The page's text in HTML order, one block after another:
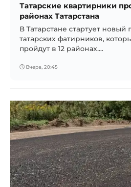
Татарские квартирники
районах Татарстана
В Татарстане стартует
татарских фатирников,
пройдут в 12 районах....
Вчера, 20:45